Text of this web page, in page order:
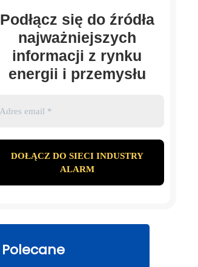
Podłącz się do źródła
najważniejszych
informacji z rynku
energii i przemysłu
Polecane